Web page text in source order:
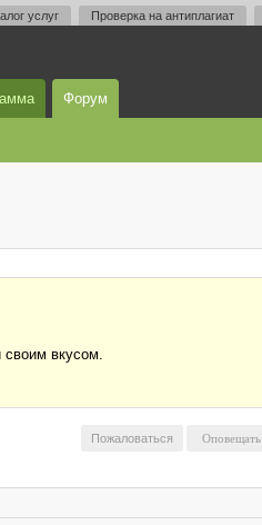
услуг Проверка на антиплагиат
Форум
своим вкусом.
Пожаловаться